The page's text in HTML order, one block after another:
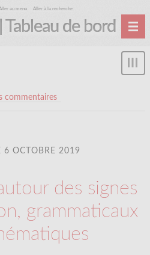
au menu Aller à la recherche
de bord
commentaires
6 OCTOBRE 2019
des signes
grammaticaux